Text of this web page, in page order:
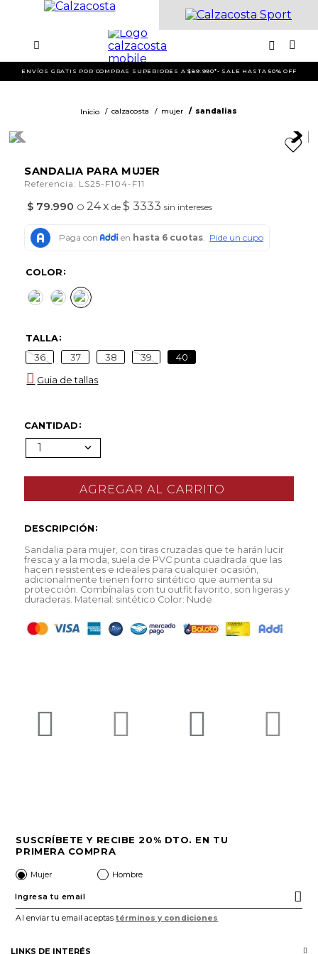
ENVÍOS GRATIS POR COMPRAS SUPERIORES A $89.990*- SALE HASTA 50% OFF
calzacosta mujer sandalias
SANDALIA PARA MUJER
Referencia : LS25-F104-F11
$ 79.990 O 24x de$ 3333 sin intereses
COLOR
TALLA
36 37 38 39 40
Guia de tallas
CANTIDAD
1
DESCRIPCIÓN
Sandalia para mujer, con tiras cruzadas que te harán lucir
fresca y a la moda, suela de PVC punta cuadrada que las
hacen resistentes e ideales para cualquier ocasión,
adicionalmente tienen forro sintético que aumenta su
protección. Combínalas con tu outfit favorito, son ligeras y
duraderas. Material: sintético Color: Nude
SUSCRÍBETE Y RECIBE 20% DTO. EN TU
PRIMERA COMPRA
Mujer Hombre
Al enviar tu email aceptas términos y condiciones
LINKS DE INTERÉS